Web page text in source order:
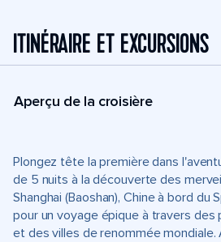
ITINÉRAIRE ET EXCURSIONS
Aperçu de la croisière
Plongez tête la première dans
de 5 nuits à la découverte des
Shanghai (Baoshan), Chine à bord du
pour un voyage épique à travers des
et des villes de renommée